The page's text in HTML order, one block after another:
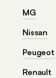
MG
Nissan
Peugeot
Renault